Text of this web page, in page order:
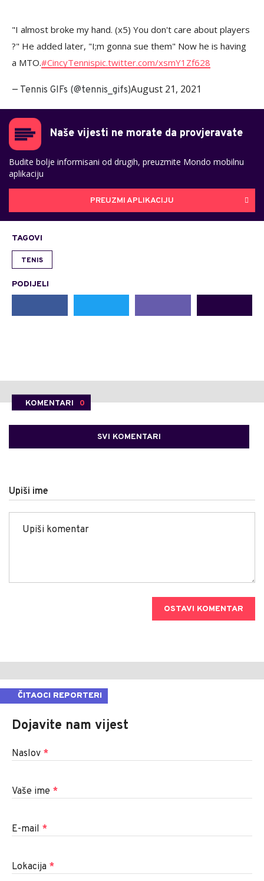
"I almost broke my hand. (x5) You don't care about players
?" He added later, "I;m gonna sue them" Now he is having
a MTO.#CincyTennispic.twitter.com/xsmY1Zf628
— Tennis GIFs (@tennis_gifs)August 21, 2021
Naše vijesti ne morate da provjeravate
Budite bolje informisani od drugih, preuzmite Mondo mobilnu
aplikaciju
PREUZMI APLIKACIJU
TAGOVI
TENIS
PODIJELI
KOMENTARI 0
SVI KOMENTARI
Upiši ime
OSTAVI KOMENTAR
ČITAOCI REPORTERI
Dojavite nam vijest
Naslov *
Vaše ime *
E-mail *
Lokacija *